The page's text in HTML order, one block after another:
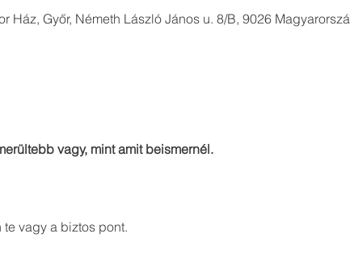
Ház, Győr, Németh László János u. 8/B, 9026
vagy, mint amit beismernél.
vagy a biztos pont.